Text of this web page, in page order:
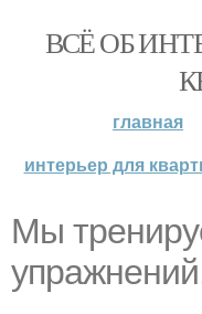
ВСЁ ОБ
главная
интерьер для
Мы